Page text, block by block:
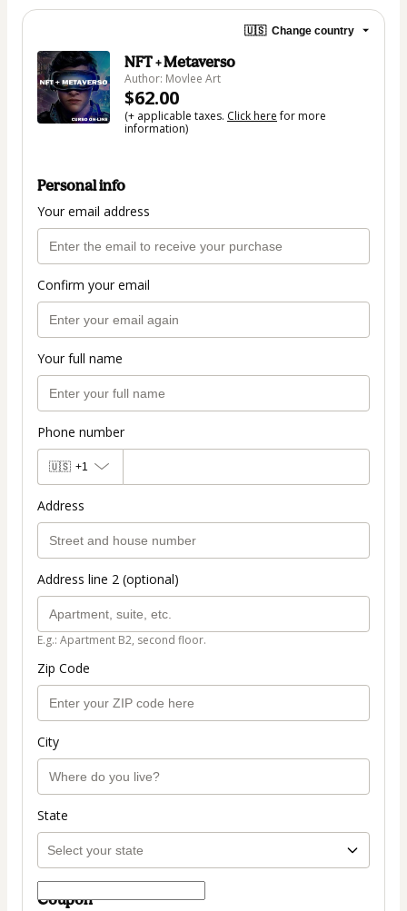
🇺🇸 Change country
NFT + Metaverso
Author: Movlee Art
$62.00
(+ applicable taxes. Click herefor more
information)
Personal info
Your email address
Confirm your email
Your full name
Phone number
🇺🇸 +1
Address
Address line 2 (optional)
E.g.: Apartment B2, second floor.
Zip Code
City
State
Coupon